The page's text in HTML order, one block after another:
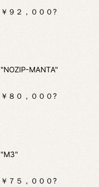
￥９２，０００?
"NOZIP-MANTA"
￥８０，０００?
"M3"
￥７５，０００?